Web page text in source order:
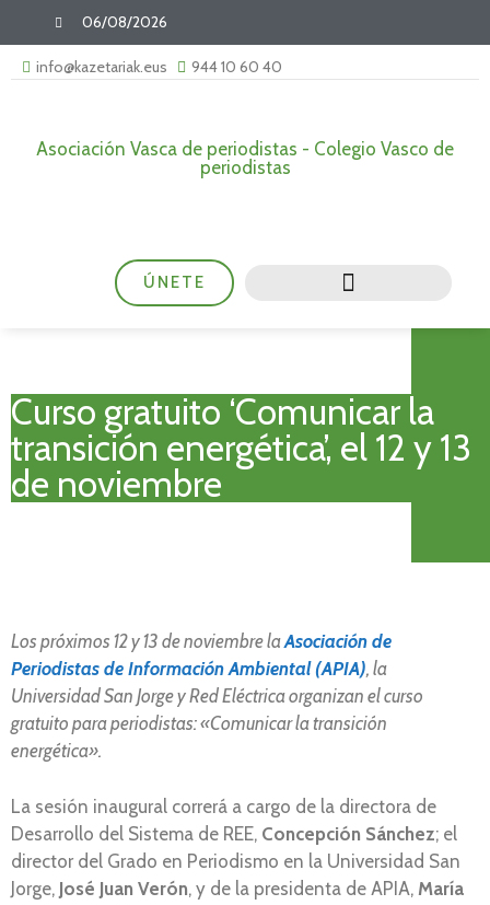
06/08/2026
info@kazetariak.eus 944 10 60 40
Asociación Vasca de periodistas - Colegio Vasco de
periodistas
ÚNETE
Curso gratuito ‘Comunicar la
transición energética’, el 12 y 13
de noviembre
Los próximos 12 y 13 de noviembre laAsociación de
Periodistas de Información Ambiental (APIA), la
Universidad San Jorge y Red Eléctrica organizan el curso
gratuito para periodistas: «Comunicar la transición
energética».
La sesión inaugural correrá a cargo de la directora de
Desarrollo del Sistema de REE, Concepción Sánchez; el
director del Grado en Periodismo en la Universidad San
Jorge, José Juan Verón, y de la presidenta de APIA, María